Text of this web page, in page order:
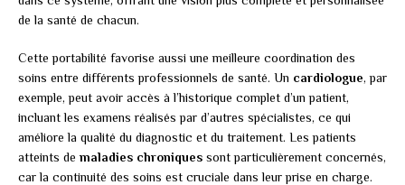
de la santé de chacun.
Cette portabilité favorise aussi une meilleure coordination des
soins entre différents professionnels de santé. Un cardiologue, par
exemple, peut avoir accès à l’historique complet d’un patient,
incluant les examens réalisés par d’autres spécialistes, ce qui
améliore la qualité du diagnostic et du traitement. Les patients
atteints de maladies chroniques sont particulièrement concernés,
car la continuité des soins est cruciale dans leur prise en charge.